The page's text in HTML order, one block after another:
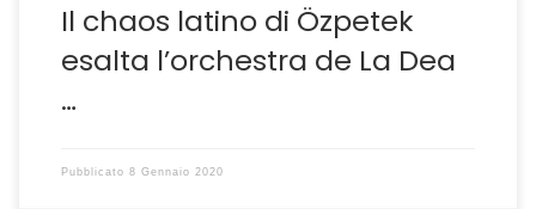
Il chaos latino di Özpetek
esalta l’orchestra de La Dea
…
Pubblicato 8 Gennaio 2020